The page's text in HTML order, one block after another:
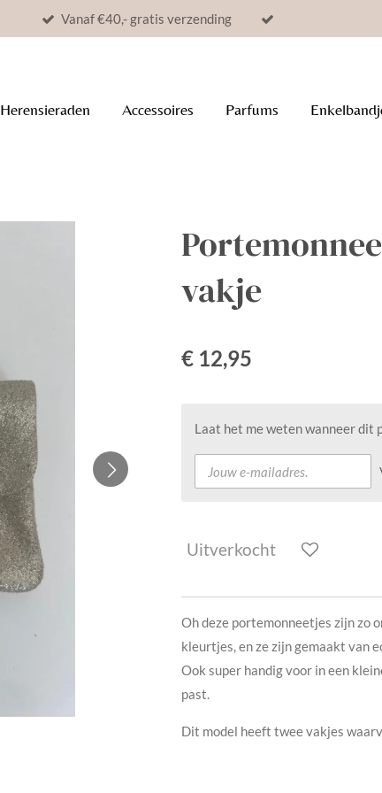
Vanaf €40,- gratis verzending
Herensieraden Accessoires Parfums
vakje
€ 12,95
Laat het me weten wanneer dit
Uitverkocht
Oh deze portemonneetjes zijn zo
kleurtjes, en ze zijn gemaakt van
Ook super handig voor in een
past.
Dit model heeft twee vakjes